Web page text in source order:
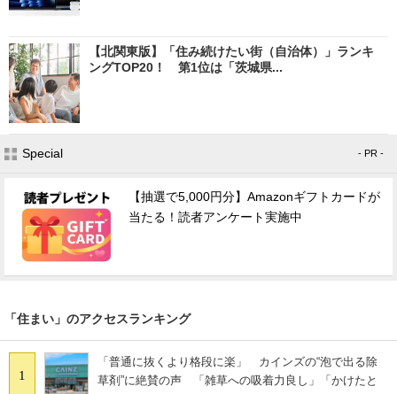
【北関東版】「住み続けたい街（自治体）」ランキ
ングTOP20！ 第1位は「茨城県...
Special - PR -
【抽選で5,000円分】Amazonギフトカードが
当たる！読者アンケート実施中
「住まい」のアクセスランキング
1
「普通に抜くより格段に楽」 カインズの“泡で出る除
草剤”に絶賛の声 「雑草への吸着力良し」「かけたと